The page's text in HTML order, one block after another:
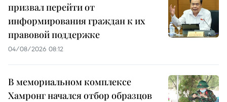
призвал перейти от
информирования граждан к их
правовой поддержке
04/08/2026 08:12
В мемориальном комплексе
Хамронг начался отбор образцов